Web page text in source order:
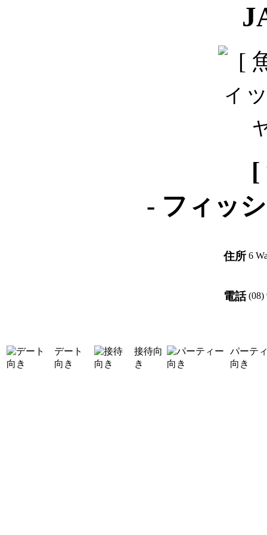
[
- フィッ
住所 6
電話 (08)
デート
向き
接待向
き
パーテ
向き